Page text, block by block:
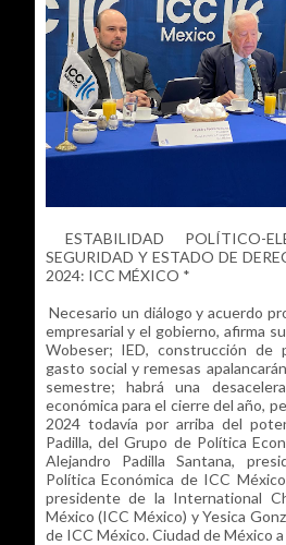
ESTABILIDAD POLÍTICO-
SEGURIDAD Y ESTADO DE
2024: ICC MÉXICO *
Necesario un diálogo y acuerdo
empresarial y el gobierno, afirma
Wobeser; IED, construcción de
gasto social y remesas
semestre; habrá una
económica para el cierre del año,
2024 todavía por arriba del
Padilla, del Grupo de Política
Alejandro Padilla Santana,
Política Económica de ICC
presidente de la International
México (ICC México) y Yesica
de ICC México. Ciudad de México